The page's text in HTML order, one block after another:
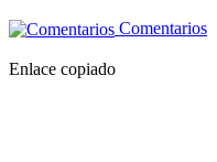
Comentarios
Enlace copiado